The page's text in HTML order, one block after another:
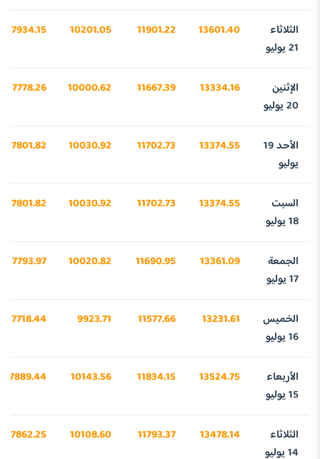
الثلاثاء
21 يوليو
13601.40
11901.22
10201.05
7934.15
الإثنين
20 يوليو
13334.16
11667.39
10000.62
7778.26
الأحد 19
يوليو
13374.55
11702.73
10030.92
7801.82
السبت
18 يوليو
13374.55
11702.73
10030.92
7801.82
الجمعة
17 يوليو
13361.09
11690.95
10020.82
7793.97
الخميس
16 يوليو
13231.61
11577.66
9923.71
7718.44
الأربعاء
15 يوليو
13524.75
11834.15
10143.56
7889.44
الثلاثاء
14 يوليو
13478.14
11793.37
10108.60
7862.25